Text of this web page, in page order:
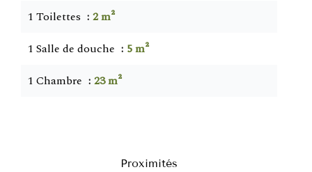
1 Toilettes
2 m²
1 Salle de douche
5 m²
1 Chambre
23 m²
Proximités